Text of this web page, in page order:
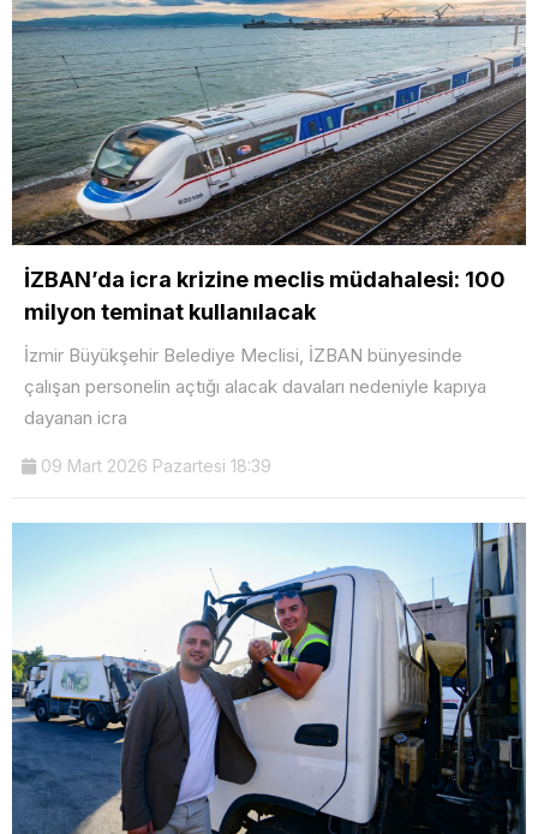
İZBAN’da icra krizine meclis müdahalesi: 100
milyon teminat kullanılacak
İzmir Büyükşehir Belediye Meclisi, İZBAN bünyesinde
çalışan personelin açtığı alacak davaları nedeniyle kapıya
dayanan icra
09 Mart 2026 Pazartesi 18:39